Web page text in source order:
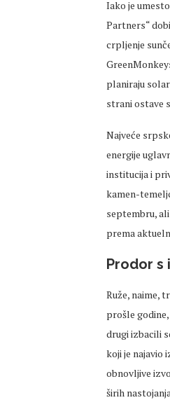
Iako je
Partners“
crpljenje
planiraju
strani ostave
Najveće
energije
institucija i
kamen-
septembru,
prema
Prodor s
Ruže, naime,
prošle
drugi izbacili
koji je najavio
obnovljive
širih